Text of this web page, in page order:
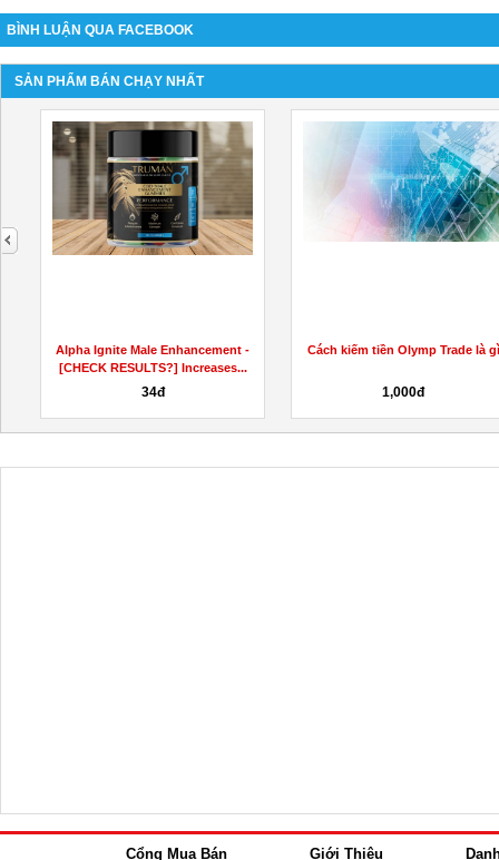
BÌNH LUẬN QUA FACEBOOK
SẢN PHẨM BÁN CHẠY NHẤT
Alpha Ignite Male Enhancement -
[CHECK RESULTS?] Increases...
34đ
Cách kiếm tiền Olymp Trade là gì
1,000đ
next
Cổng Mua Bán Giới Thiệu